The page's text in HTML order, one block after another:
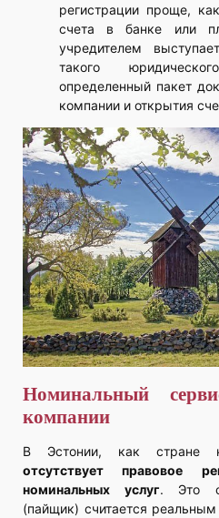
регистрации проще,
счета в банке или
учредителем
такого
определенный пакет
компании и открытия
Номинальный
компании
В Эстонии, как стране
отсутствует правовое
номинальных услуг. Это
(пайщик) считается